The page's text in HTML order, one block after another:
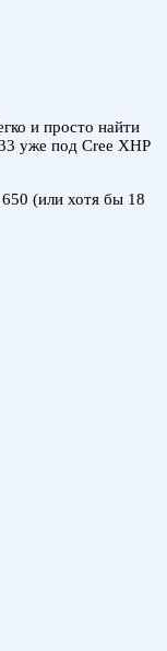
и просто найти
уже под Cree XHP
650 (или хотя бы 18